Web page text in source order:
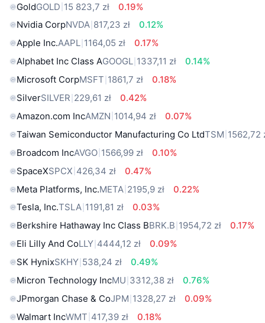
GoldGOLD 15 823,7 zł
0.19%
Nvidia CorpNVDA 817,23 zł
0.12%
Apple Inc.AAPL 1164,05 zł
0.17%
Alphabet Inc Class AGOOGL 1337,11 zł
0.14%
Microsoft CorpMSFT 1861,7 zł
0.18%
SilverSILVER 229,61 zł
0.42%
Amazon.com IncAMZN 1014,94 zł
0.07%
Taiwan Semiconductor Manufacturing Co LtdTSM 1562,72
Broadcom IncAVGO 1566,99 zł
0.10%
SpaceXSPCX 426,34 zł
0.47%
Meta Platforms, Inc.META 2195,9 zł
0.22%
Tesla, Inc.TSLA 1191,81 zł
0.03%
Berkshire Hathaway Inc Class BBRK.B 1954,72 zł
0.17%
Eli Lilly And CoLLY 4444,12 zł
0.09%
SK HynixSKHY 538,24 zł
0.49%
Micron Technology IncMU 3312,38 zł
0.76%
JPmorgan Chase & CoJPM 1328,27 zł
0.09%
Walmart IncWMT 417,39 zł 0.18%